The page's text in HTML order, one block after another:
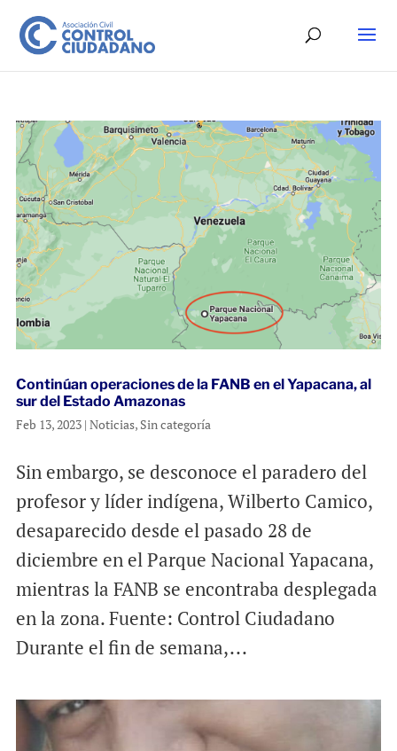
Continúan operaciones de la FANB en el Yapacana, al
sur del Estado Amazonas
Feb 13, 2023| Noticias, Sin categoría
Sin embargo, se desconoce el paradero del
profesor y líder indígena, Wilberto Camico,
desaparecido desde el pasado 28 de
diciembre en el Parque Nacional Yapacana,
mientras la FANB se encontraba desplegada
en la zona. Fuente: Control Ciudadano
Durante el fin de semana,...